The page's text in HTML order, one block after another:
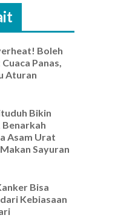
Boleh
Panas,
Aturan
Bikin
Benarkah
Asam Urat
Sayuran
Bisa
Kebiasaan